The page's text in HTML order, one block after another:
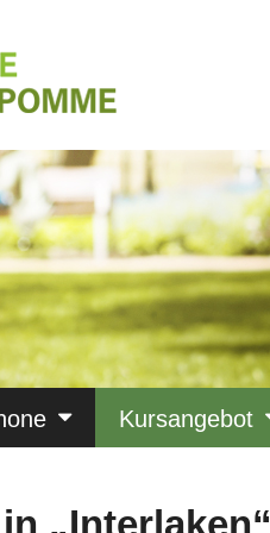
Kursangebot
„Interlaken“